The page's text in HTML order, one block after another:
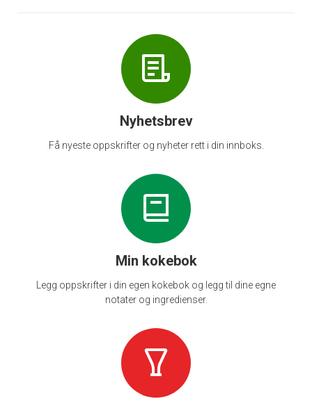
Nyhetsbrev
Få nyeste oppskrifter og nyheter rett i din innboks.
Min kokebok
Legg oppskrifter i din egen kokebok og legg til dine egne
notater og ingredienser.